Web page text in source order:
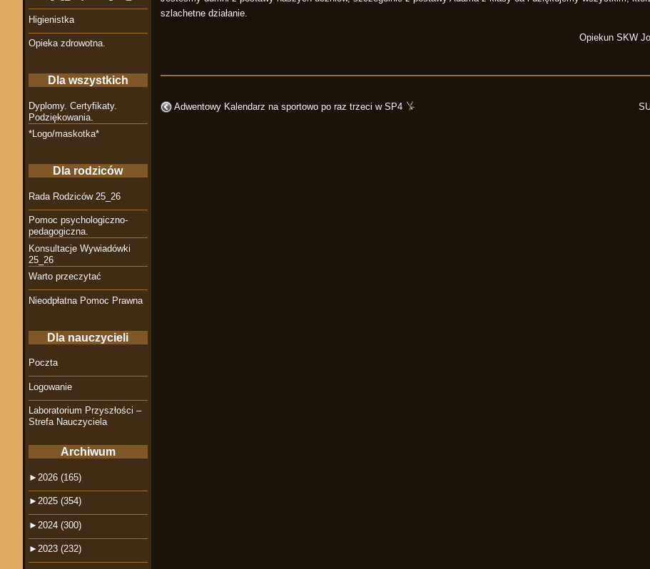
szlachetne działanie.
Opiekun SKW
Adwentowy Kalendarz na sportowo po raz trzeci w SP4
Higienistka
Opieka zdrowotna.
Dla wszystkich
Dyplomy. Certyfikaty.
Podziękowania.
*Logo/maskotka*
Dla rodziców
Rada Rodziców 25_26
Pomoc psychologiczno-
pedagogiczna.
Konsultacje Wywiadówki
25_26
Warto przeczytać
Nieodpłatna Pomoc Prawna
Dla nauczycieli
Poczta
Logowanie
Laboratorium Przyszłości –
Strefa Nauczyciela
Archiwum
► 2026 (165)
► 2025 (354)
► 2024 (300)
► 2023 (232)